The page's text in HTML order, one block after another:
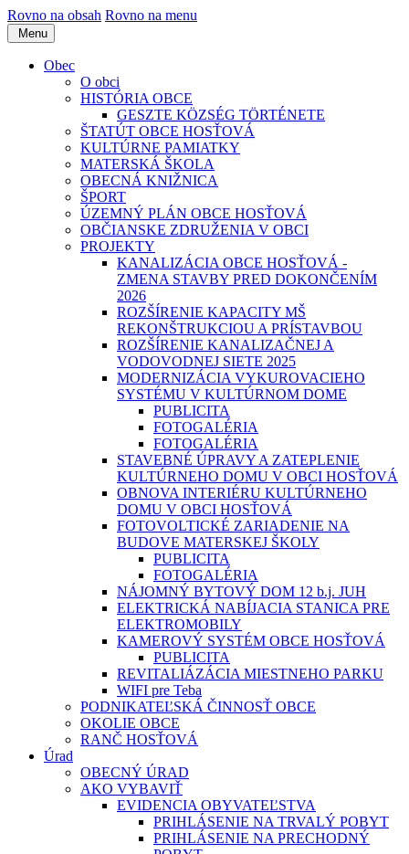
Rovno na obsah Rovno na menu
Menu
Obec
O obci
HISTÓRIA OBCE
GESZTE KÖZSÉG TÖRTÉNETE
ŠTATÚT OBCE HOSŤOVÁ
KULTÚRNE PAMIATKY
MATERSKÁ ŠKOLA
OBECNÁ KNIŽNICA
ŠPORT
ÚZEMNÝ PLÁN OBCE HOSŤOVÁ
OBČIANSKE ZDRUŽENIA V OBCI
PROJEKTY
KANALIZÁCIA OBCE HOSŤOVÁ -
ZMENA STAVBY PRED DOKONČENÍM
2026
ROZŠÍRENIE KAPACITY MŠ
REKONŠTRUKCIOU A PRÍSTAVBOU
ROZŠÍRENIE KANALIZAČNEJ A
VODOVODNEJ SIETE 2025
MODERNIZÁCIA VYKUROVACIEHO
SYSTÉMU V KULTÚRNOM DOME
PUBLICITA
FOTOGALÉRIA
FOTOGALÉRIA
STAVEBNÉ ÚPRAVY A ZATEPLENIE
KULTÚRNEHO DOMU V OBCI HOSŤOVÁ
OBNOVA INTERIÉRU KULTÚRNEHO
DOMU V OBCI HOSŤOVÁ
FOTOVOLTICKÉ ZARIADENIE NA
BUDOVE MATERSKEJ ŠKOLY
PUBLICITA
FOTOGALÉRIA
NÁJOMNÝ BYTOVÝ DOM 12 b.j. JUH
ELEKTRICKÁ NABÍJACIA STANICA PRE
ELEKTROMOBILY
KAMEROVÝ SYSTÉM OBCE HOSŤOVÁ
PUBLICITA
REVITALIÁZÁCIA MIESTNEHO PARKU
WIFI pre Teba
PODNIKATEĽSKÁ ČINNOSŤ OBCE
OKOLIE OBCE
RANČ HOSŤOVÁ
Úrad
OBECNÝ ÚRAD
AKO VYBAVIŤ
EVIDENCIA OBYVATEĽSTVA
PRIHLÁSENIE NA TRVALÝ POBYT
PRIHLÁSENIE NA PRECHODNÝ